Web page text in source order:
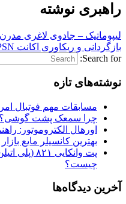
راهبری نوشته
لیپوماتیک – جادوی لاغری مدرن
بازگردانی و ریکاوری اکانت PSN
Search for:
نوشته‌های تازه
مسابقات مهم فوتبال
چرا سمعک پشت گوشی؟
اورهال الکتروموتور:
بهترین کانسیلر مایع بازار
چیست؟
آخرین دیدگاه‌ها